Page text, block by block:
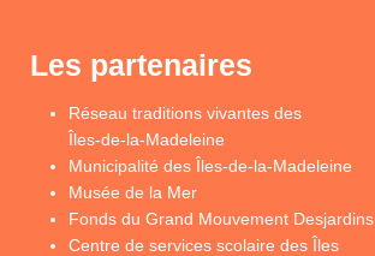
Les partenaires
Réseau traditions vivantes des
Îles-de-la-Madeleine
Municipalité des Îles-de-la-Madeleine
Musée de la Mer
Fonds du Grand Mouvement Desjardins
Centre de services scolaire des Îles